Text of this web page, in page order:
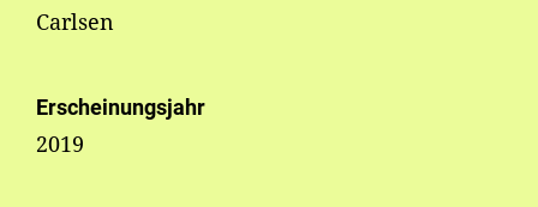
Carlsen
Erscheinungsjahr
2019